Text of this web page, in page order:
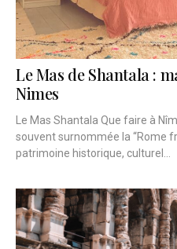
Le Mas de Shantala :
Nimes
Le Mas Shantala Que faire à
souvent surnommée la “Rome
patrimoine historique, culturel...